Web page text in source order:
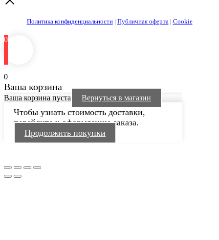
Политика конфиденциальности| Публичная оферта | Cookie
0
0
Ваша корзина
Ваша корзина пуста Вернуться в магазин
Чтобы узнать стоимость доставки,
перейдите к оформлению заказа.
Продолжить покупки